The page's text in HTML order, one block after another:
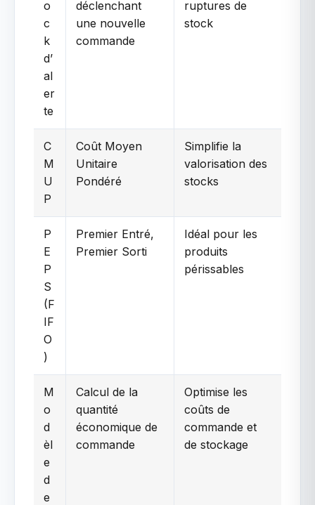
o
c
k
d’
al
er
te
déclenchant
une nouvelle
commande
ruptures de
stock
C
M
U
P
Coût Moyen
Unitaire
Pondéré
Simplifie la
valorisation des
stocks
P
E
P
S
(F
IF
O
)
Premier Entré,
Premier Sorti
Idéal pour les
produits
périssables
M
o
d
èl
e
d
e
Calcul de la
quantité
économique de
commande
Optimise les
coûts de
commande et
de stockage